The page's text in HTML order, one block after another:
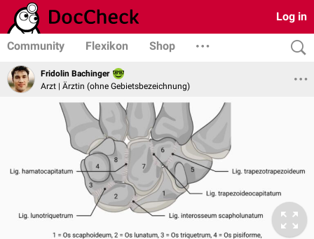
Log in
Community Flexikon Shop
Fridolin Bachinger
Arzt | Ärztin (ohne Gebietsbezeichnung)